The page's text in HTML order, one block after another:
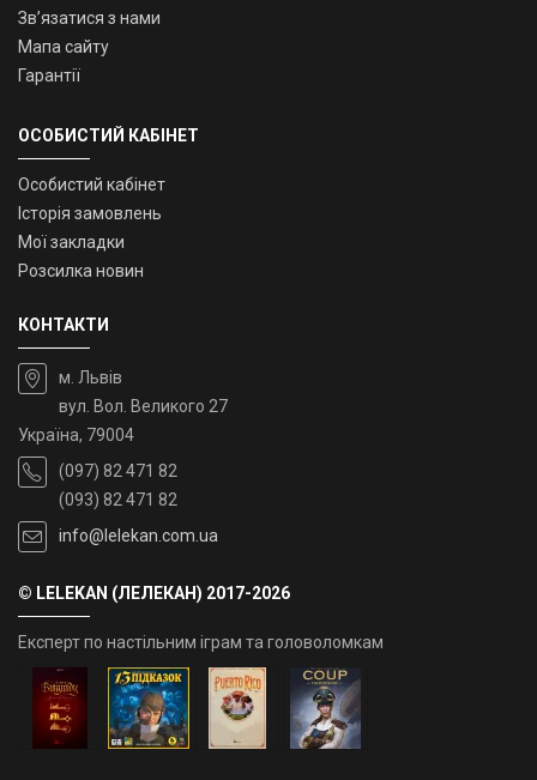
Зв’язатися з нами
Мапа сайту
Гарантії
ОСОБИСТИЙ КАБІНЕТ
Особистий кабінет
Історія замовлень
Мої закладки
Розсилка новин
КОНТАКТИ
м. Львів
вул. Вол. Великого 27
Україна, 79004
(097) 82 471 82
(093) 82 471 82
info@lelekan.com.ua
© LELEKAN (ЛЕЛЕКАН) 2017-2026
Експерт по настільним іграм та головоломкам